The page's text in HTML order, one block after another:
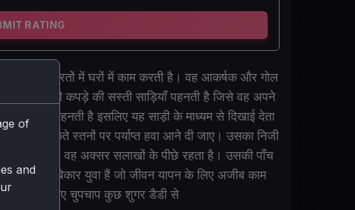
RATING
कुछ ऊंची इमारतों में घरों में काम करती है। वह आकर्षक और गोल
पतले सूती कपड़े की सस्ती साड़ियाँ पहनती है जिसे वह अपने
ब्लाउज पहनती है इसलिए यह साड़ी के माध्यम से दिखाई देता
लटकते स्तनों पर पर्याप्त हवा आने दी जाए। उसका निजी
बेचने वाला है। वह अक्सर सलाखों के पीछे रहता है। उसकी पाँच
वे सभी बेकार युवा हैं जो जीवन यापन के लिए अजीब काम
कमाने के लिए चुपचाप कुछ शुगर डैडी से
of
and